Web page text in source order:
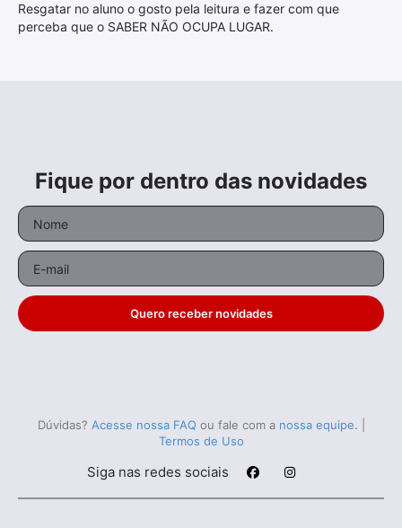
Resgatar no aluno o gosto pela leitura e fazer com que
perceba que o SABER NÃO OCUPA LUGAR.
Fique por dentro das novidades
Quero receber novidades
Dúvidas? Acesse nossa FAQ ou fale com a nossa equipe.
Termos de Uso
Siga nas redes sociais